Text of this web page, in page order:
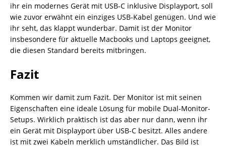
ihr ein modernes Gerät mit USB-C inklusive Displayport, soll
wie zuvor erwähnt ein einziges USB-Kabel genügen. Und wie
ihr seht, das klappt wunderbar. Damit ist der Monitor
insbesondere für aktuelle Macbooks und Laptops geeignet,
die diesen Standard bereits mitbringen.
Fazit
Kommen wir damit zum Fazit. Der Monitor ist mit seinen
Eigenschaften eine ideale Lösung für mobile Dual-Monitor-
Setups. Wirklich praktisch ist das aber nur dann, wenn ihr
ein Gerät mit Displayport über USB-C besitzt. Alles andere
ist mit zwei Kabeln merklich umständlicher. Das Bild ist